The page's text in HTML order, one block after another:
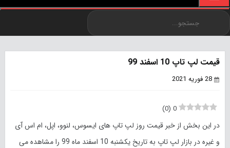
قیمت لپ تاپ 10 اسفند 99
28 فوریه 2021
0
(
0
)
در این بخش از خبر قیمت روز لپ تاپ های ایسوس، لنوو، اپل، ام اس آی
و غیره در بازار لپ تاپ به تاریخ یکشنبه 10 اسفند ماه 99 را مشاهده می